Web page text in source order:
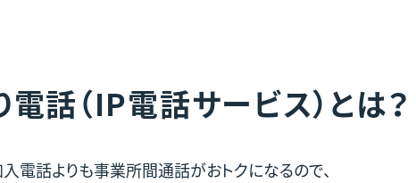
話（IP電話サービス）とは？
電話よりも事業所間通話がおトクになるので、